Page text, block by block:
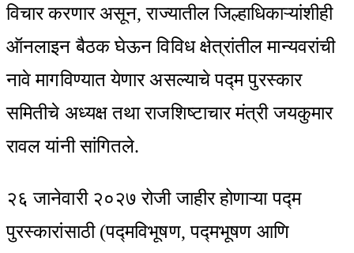
विचार करणार असून, राज्यातील जिल्हाधिकाऱ्यांशीही
ऑनलाइन बैठक घेऊन विविध क्षेत्रांतील मान्यवरांची
नावे मागविण्यात येणार असल्याचे पद्म पुरस्कार
समितीचे अध्यक्ष तथा राजशिष्टाचार मंत्री जयकुमार
रावल यांनी सांगितले.
२६ जानेवारी २०२७ रोजी जाहीर होणाऱ्या पद्म
पुरस्कारांसाठी (पद्मविभूषण, पद्मभूषण आणि